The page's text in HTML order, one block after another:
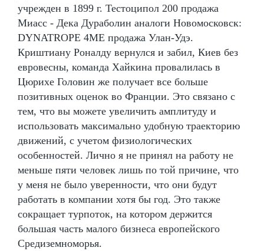
учрежден в 1899 г. Тестоципол 200 продажа
Миасс - Дека Дураболин аналоги Новомосковск:
DYNATROPE 4ME продажа Улан-Удэ.
Криштиану Роналду вернулся и забил, Киев без
евровесны, команда Хайкина провалилась в
Цюрихе Головин же получает все больше
позитивных оценок во Франции. Это связано с
тем, что вы можете увеличить амплитуду и
использовать максимально удобную траекторию
движений, с учетом физиологических
особенностей. Лично я не принял на работу не
меньше пяти человек лишь по той причине, что
у меня не было уверенности, что они будут
работать в компании хотя бы год. Это также
сокращает турпоток, на котором держится
большая часть малого бизнеса европейского
Средиземноморья.